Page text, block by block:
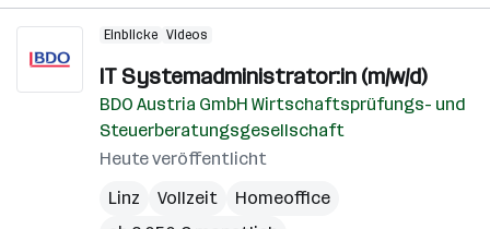
Einblicke Videos
IT Systemadministrator:in (m/w/d)
BDO Austria GmbH Wirtschaftsprüfungs- und
Steuerberatungsgesellschaft
Heute veröffentlicht
Linz
Vollzeit
Homeoffice